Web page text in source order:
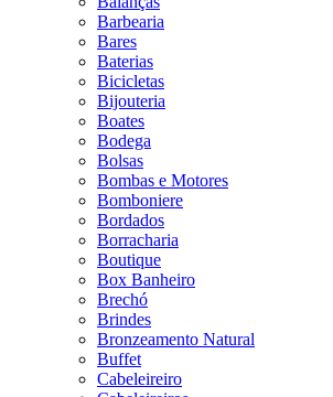
Barbearia
Bares
Baterias
Bicicletas
Bijouteria
Boates
Bodega
Bolsas
Bombas e Motores
Bomboniere
Bordados
Borracharia
Boutique
Box Banheiro
Brechó
Brindes
Bronzeamento Natural
Buffet
Cabeleireiro